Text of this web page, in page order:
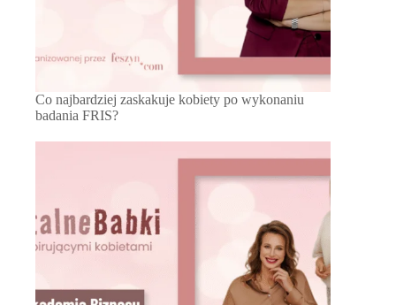
Co najbardziej zaskakuje kobiety po wykonaniu
badania FRIS?